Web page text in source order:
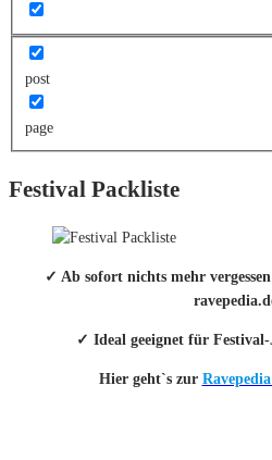
post
page
Festival Packliste
✓ Ab sofort nichts mehr
✓ Ideal geeignet für
Hier geht`s zur